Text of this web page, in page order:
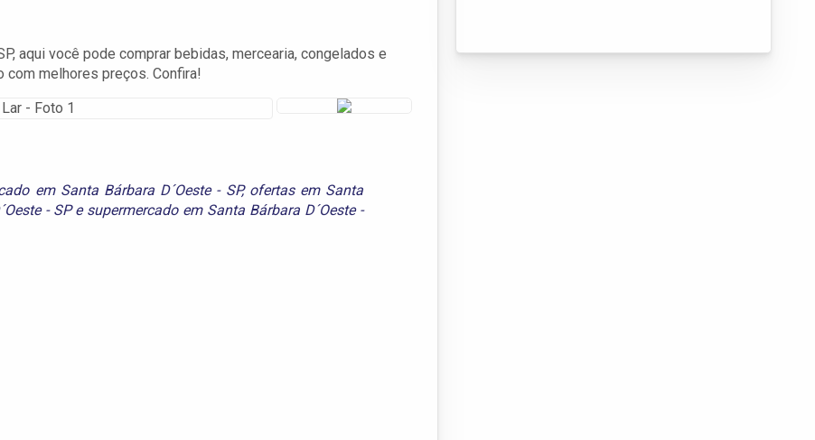
aqui você pode comprar bebidas, mercearia, congelados e
melhores preços. Confira!
em Santa Bárbara D´Oeste - SP, ofertas em Santa
- SPe supermercado em Santa Bárbara D´Oeste -